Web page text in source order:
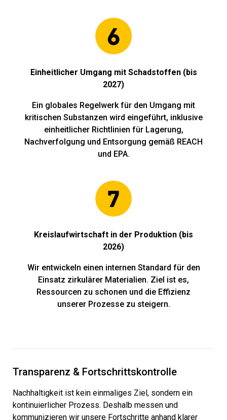
Einheitlicher Umgang mit Schadstoffen (bis
2027)
Ein globales Regelwerk für den Umgang mit
kritischen Substanzen wird eingeführt, inklusive
einheitlicher Richtlinien für Lagerung,
Nachverfolgung und Entsorgung gemäß REACH
und EPA.
Kreislaufwirtschaft in der Produktion (bis
2026)
Wir entwickeln einen internen Standard für den
Einsatz zirkulärer Materialien. Ziel ist es,
Ressourcen zu schonen und die Effizienz
unserer Prozesse zu steigern.
Transparenz & Fortschrittskontrolle
Nachhaltigkeit ist kein einmaliges Ziel, sondern ein
kontinuierlicher Prozess. Deshalb messen und
kommunizieren wir unsere Fortschritte anhand klarer